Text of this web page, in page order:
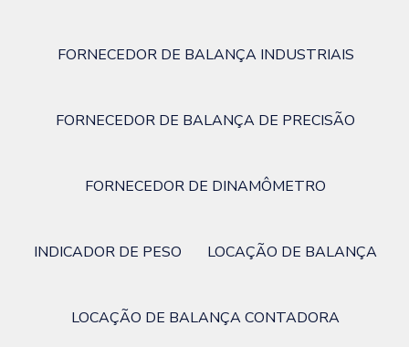
FORNECEDOR DE BALANÇA INDUSTRIAIS
FORNECEDOR DE BALANÇA DE PRECISÃO
FORNECEDOR DE DINAMÔMETRO
INDICADOR DE PESO LOCAÇÃO DE BALANÇA
LOCAÇÃO DE BALANÇA CONTADORA